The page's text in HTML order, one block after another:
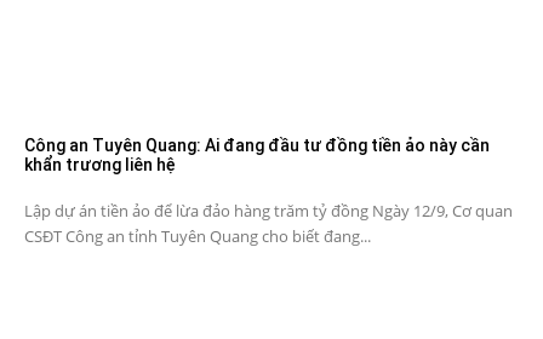
Công an Tuyên Quang: Ai đang đầu tư đồng tiền ảo này cần
khẩn trương liên hệ
Lập dự án tiền ảo để lừa đảo hàng trăm tỷ đồng Ngày 12/9, Cơ quan
CSĐT Công an tỉnh Tuyên Quang cho biết đang...